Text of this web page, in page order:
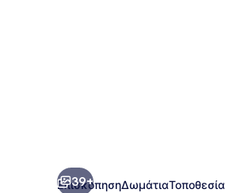
39+
ΕπισκόπησηΔωμάτιαΤοποθεσία